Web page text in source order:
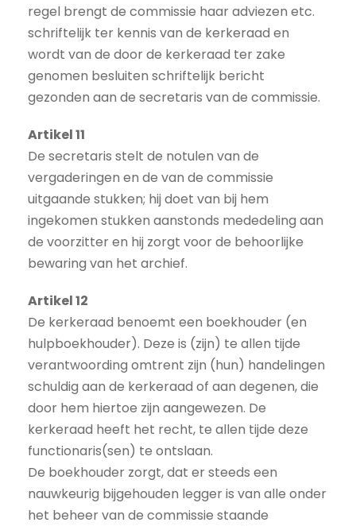
regel brengt de commissie haar adviezen etc.
schriftelijk ter kennis van de kerkeraad en
wordt van de door de kerkeraad ter zake
genomen besluiten schriftelijk bericht
gezonden aan de secretaris van de commissie.
Artikel 11
De secretaris stelt de notulen van de
vergaderingen en de van de commissie
uitgaande stukken; hij doet van bij hem
ingekomen stukken aanstonds mededeling aan
de voorzitter en hij zorgt voor de behoorlijke
bewaring van het archief.
Artikel 12
De kerkeraad benoemt een boekhouder (en
hulpboekhouder). Deze is (zijn) te allen tijde
verantwoording omtrent zijn (hun) handelingen
schuldig aan de kerkeraad of aan degenen, die
door hem hiertoe zijn aangewezen. De
kerkeraad heeft het recht, te allen tijde deze
functionaris(sen) te ontslaan.
De boekhouder zorgt, dat er steeds een
nauwkeurig bijgehouden legger is van alle onder
het beheer van de commissie staande